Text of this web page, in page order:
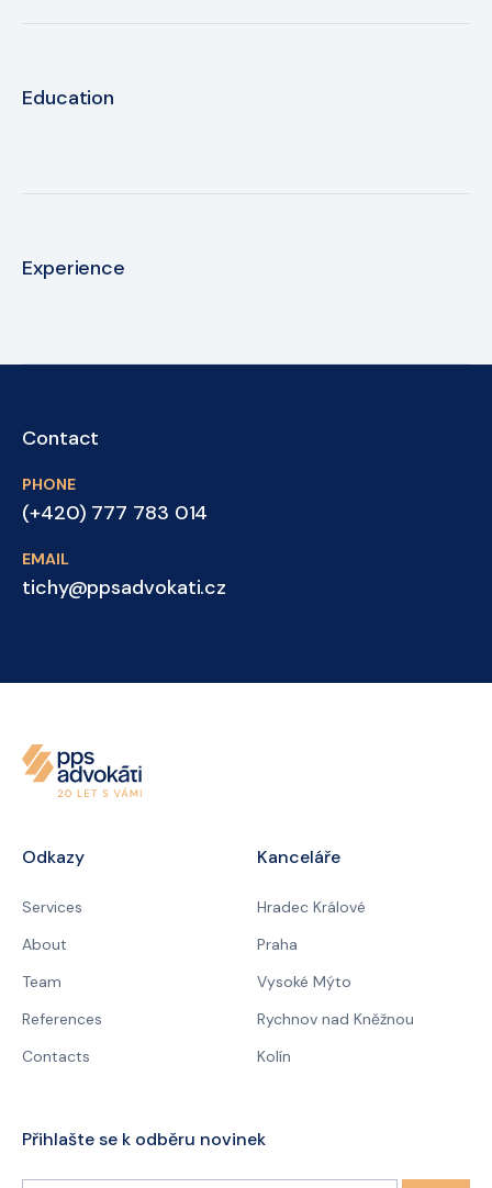
Contact
PHONE
(+420) 777 783 014
EMAIL
tichy@ppsadvokati.cz
Education
Experience
Odkazy
Services
About
Team
References
Contacts
Kanceláře
Hradec Králové
Praha
Vysoké Mýto
Rychnov nad Kněžnou
Kolín
Přihlašte se k odběru novinek